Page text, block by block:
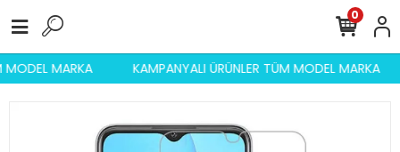
MODEL MARKA KAMPANYALI ÜRÜNLER TÜM MODEL MARKA
0